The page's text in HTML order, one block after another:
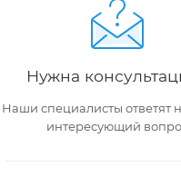
Нужна
Наши специалисты ответят
интересующий